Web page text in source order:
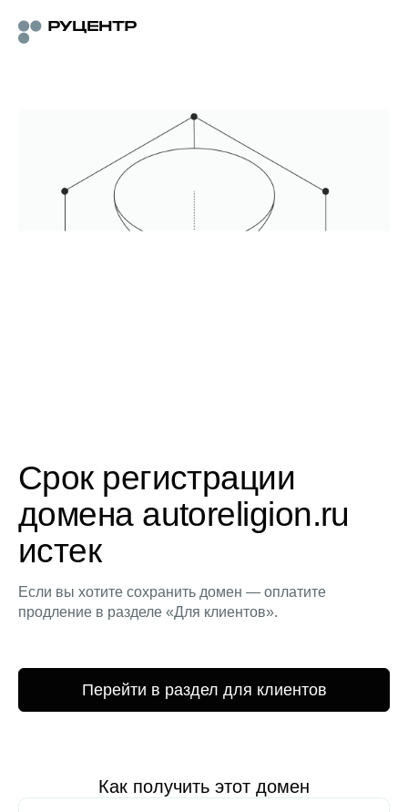
Срок регистрации
домена autoreligion.ru
истек
Если вы хотите сохранить домен — оплатите
продление в разделе «Для клиентов».
Перейти в раздел для клиентов
Как получить этот домен